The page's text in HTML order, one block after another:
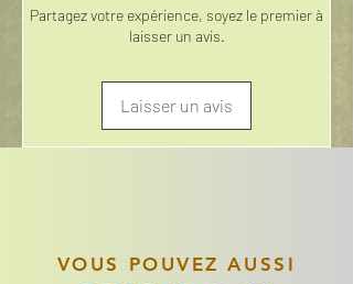
Partagez votre expérience, soyez le premier à
laisser un avis.
Laisser un avis
VOUS POUVEZ AUSSI